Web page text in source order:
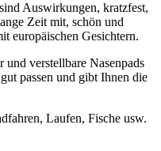
Auswirkungen, kratzfest,
Zeit mit, schön und
europäischen Gesichtern.
und verstellbare Nasenpads
passen und gibt Ihnen die
Laufen, Fische usw.